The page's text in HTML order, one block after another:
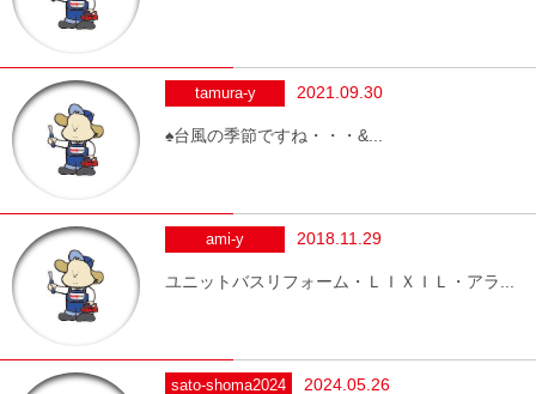
tamura-y 2021.09.30
♠台風の季節ですね・・・&...
ami-y 2018.11.29
ユニットバスリフォーム・ＬＩＸＩＬ・アラ...
sato-shoma2024 2024.05.26